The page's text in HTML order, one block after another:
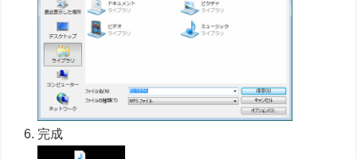
完成